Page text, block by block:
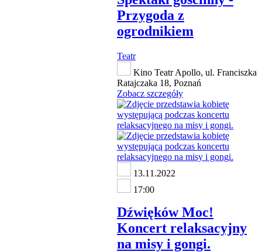
Przygoda z
ogrodnikiem
Teatr
Kino Teatr Apollo, ul. Franciszka
Ratajczaka 18, Poznań
Zobacz szczegóły
13.11.2022
17:00
Dźwięków Moc!
Koncert relaksacyjny
na misy i gongi.